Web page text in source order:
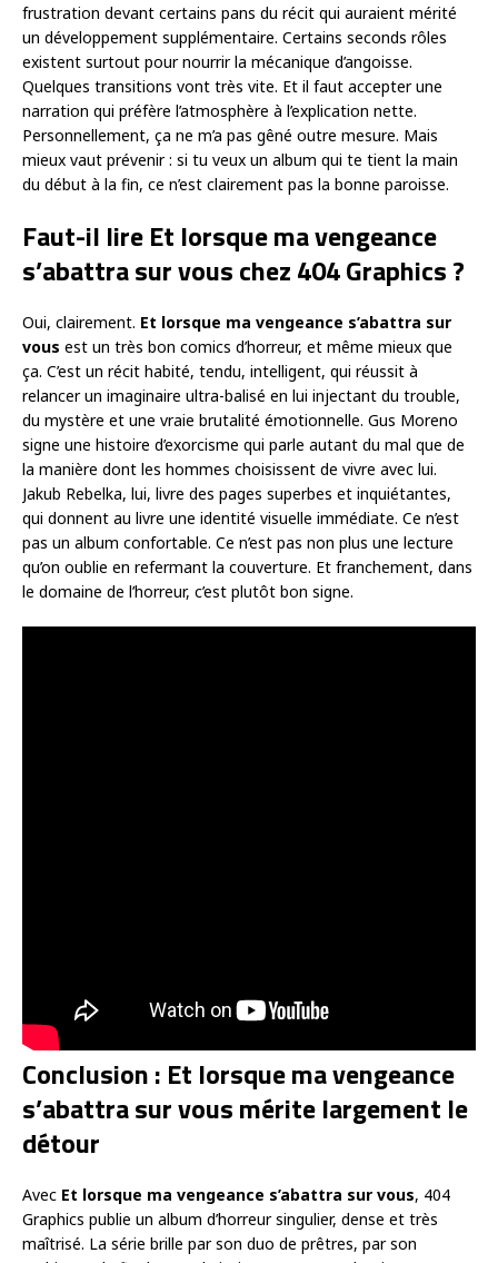
frustration devant certains pans du récit qui auraient mérité
un développement supplémentaire. Certains seconds rôles
existent surtout pour nourrir la mécanique d’angoisse.
Quelques transitions vont très vite. Et il faut accepter une
narration qui préfère l’atmosphère à l’explication nette.
Personnellement, ça ne m’a pas gêné outre mesure. Mais
mieux vaut prévenir : si tu veux un album qui te tient la main
du début à la fin, ce n’est clairement pas la bonne paroisse.
Faut-il lire Et lorsque ma vengeance
s’abattra sur vous chez 404 Graphics ?
Oui, clairement. Et lorsque ma vengeance s’abattra sur
vous est un très bon comics d’horreur, et même mieux que
ça. C’est un récit habité, tendu, intelligent, qui réussit à
relancer un imaginaire ultra-balisé en lui injectant du trouble,
du mystère et une vraie brutalité émotionnelle. Gus Moreno
signe une histoire d’exorcisme qui parle autant du mal que de
la manière dont les hommes choisissent de vivre avec lui.
Jakub Rebelka, lui, livre des pages superbes et inquiétantes,
qui donnent au livre une identité visuelle immédiate. Ce n’est
pas un album confortable. Ce n’est pas non plus une lecture
qu’on oublie en refermant la couverture. Et franchement, dans
le domaine de l’horreur, c’est plutôt bon signe.
Conclusion : Et lorsque ma vengeance
s’abattra sur vous mérite largement le
détour
Avec Et lorsque ma vengeance s’abattra sur vous, 404
Graphics publie un album d’horreur singulier, dense et très
maîtrisé. La série brille par son duo de prêtres, par son